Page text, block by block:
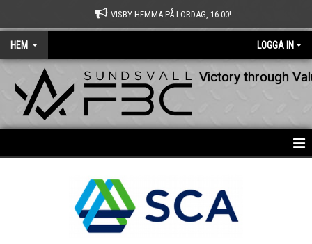
VISBY HEMMA PÅ LÖRDAG, 16:00!
HEM LOGGA IN
Victory through